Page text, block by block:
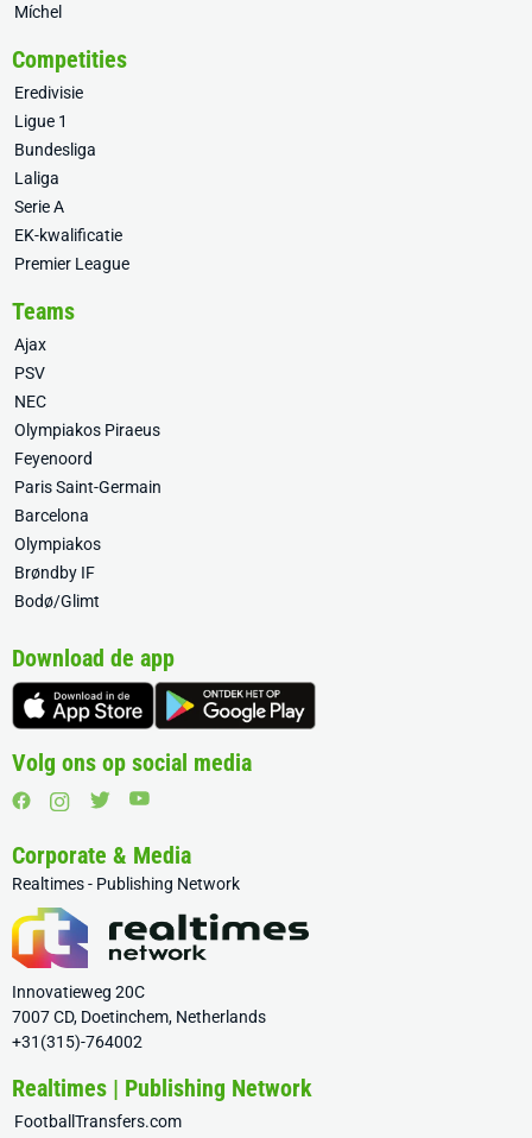
Míchel
Competities
Eredivisie
Ligue 1
Bundesliga
Laliga
Serie A
EK-kwalificatie
Premier League
Teams
Ajax
PSV
NEC
Olympiakos Piraeus
Feyenoord
Paris Saint-Germain
Barcelona
Olympiakos
Brøndby IF
Bodø/Glimt
Download de app
Volg ons op social media
Corporate & Media
Realtimes - Publishing Network
Innovatieweg 20C
7007 CD, Doetinchem, Netherlands
+31(315)-764002
Realtimes | Publishing Network
FootballTransfers.com